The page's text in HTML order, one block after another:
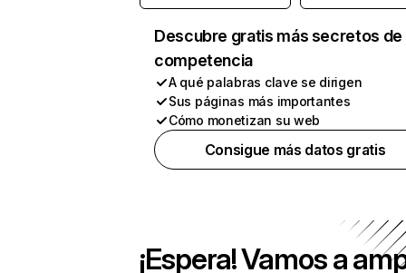
Descubre gratis más secretos de
competencia
A qué palabras clave se dirigen
Sus páginas más importantes
Cómo monetizan su web
Consigue más datos gratis
¡Espera! Vamos a